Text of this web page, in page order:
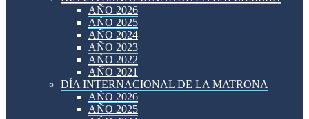
AÑO 2026
AÑO 2025
AÑO 2024
AÑO 2023
AÑO 2022
AÑO 2021
DÍA INTERNACIONAL DE LA MATRONA
AÑO 2026
AÑO 2025